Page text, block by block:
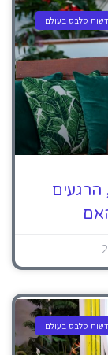
סלבס בעולם
הרגעים
סלבס בעולם